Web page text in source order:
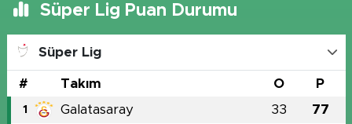
Süper Lig Puan Durumu
Süper Lig
# Takım O P
1 Galatasaray 33 77